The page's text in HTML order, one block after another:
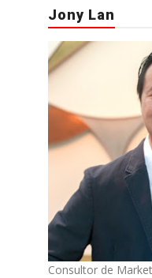
Jony Lan
Consultor de